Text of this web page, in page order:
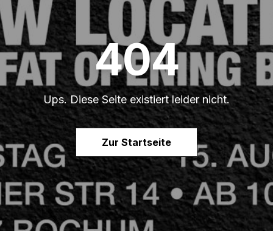
404
Ups. Diese Seite existiert leider nicht.
Zur Startseite